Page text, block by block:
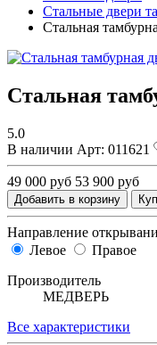
Стальные двери
Стальная
Стальная
5.0
В наличии Арт: 011621
49 000 руб 53 900 руб
Добавить в корзину
Направление
Левое
Правое
Производитель
МЕДВЕРЬ
Все характеристики